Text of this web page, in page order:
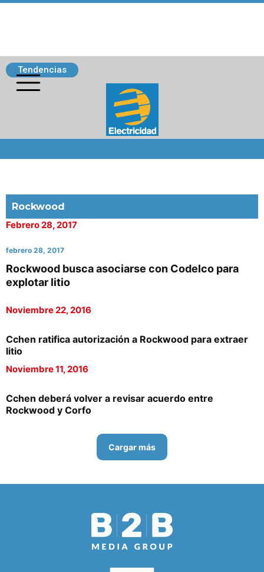
Tendencias
Rockwood
Febrero 28, 2017
febrero 28, 2017
Rockwood busca asociarse con Codelco para
explotar litio
Noviembre 22, 2016
Cchen ratifica autorización a Rockwood para extraer
litio
Noviembre 11, 2016
Cchen deberá volver a revisar acuerdo entre
Rockwood y Corfo
Cargar más